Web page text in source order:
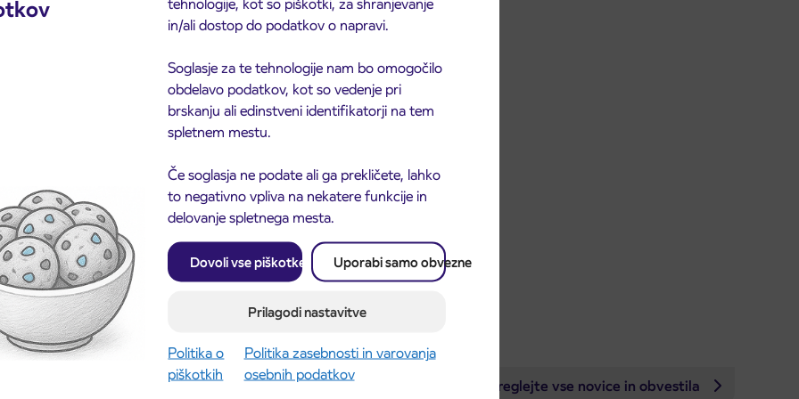
in/ali dostop do podatkov o napravi.
Soglasje za te tehnologije nam bo omogočilo
obdelavo podatkov, kot so vedenje pri
brskanju ali edinstveni identifikatorji na tem
spletnem mestu.
Če soglasja ne podate ali ga prekličete, lahko
to negativno vpliva na nekatere funkcije in
delovanje spletnega mesta.
Dovoli vse piškotke Uporabi samo obvezne
Prilagodi nastavitve
Politika o
piškotkih
Politika zasebnosti in varovanja
osebnih podatkov
scuola Vojka Šmuc di Isola si fermeranno gli
del passaggio pedonale in Livide si
Capodistria.
del traffico sula strada Prešeren. Il traffico sarà
uso le seguenti fermate d’autobus: Isola Mehano,
numero (05) 662-5103 e (05) 662-5105.
Preglejte vse novice in obvestila